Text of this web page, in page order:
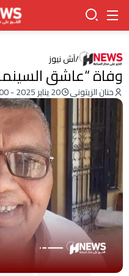
/آش نيوز
وفاة “عاشق
حنان الزيتوني 20 يناير 2025 - 11:00